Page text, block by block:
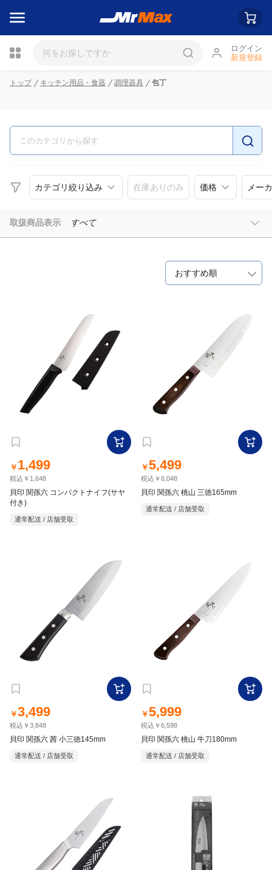
ログイン
新規登録
瓶詰
トップ キッチン用品・食器 調理器具 包丁
カテゴリ絞り込み 在庫ありのみ 価格 メー
取扱商品表示 すべて
おすすめ順
￥ 1,499
税込￥1,648
貝印 関孫六 コンパクトナイフ(サヤ
付き)
通常配送 / 店舗受取
￥5,499
税込￥6,048
貝印 関孫六 桃山 三徳165mm
通常配送 / 店舗受取
￥3,499
税込￥3,848
貝印 関孫六 茜 小三徳145mm
通常配送 / 店舗受取
￥5,999
税込￥6,598
貝印 関孫六 桃山 牛刀180mm
通常配送 / 店舗受取